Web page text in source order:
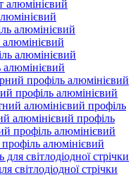
алюмінієвий
профіль алюмінієвий
алюмінієвий профіль
алюмінієвий
світлодіодної стрічки